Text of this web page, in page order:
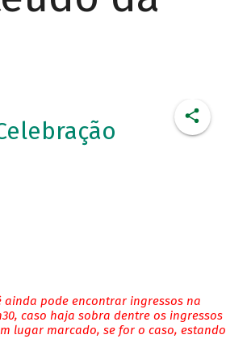
ainda pode encontrar ingressos na
caso haja sobra dentre os ingressos
lugar marcado, se for o caso, estando